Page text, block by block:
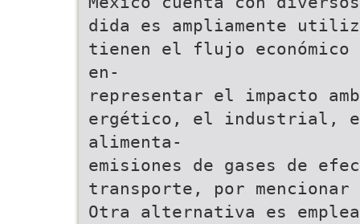
dida es ampliamente
tienen el flujo
en-
representar el impacto
ergético, el industrial,
alimenta-
emisiones de gases de
transporte, por mencionar
Otra alternativa es